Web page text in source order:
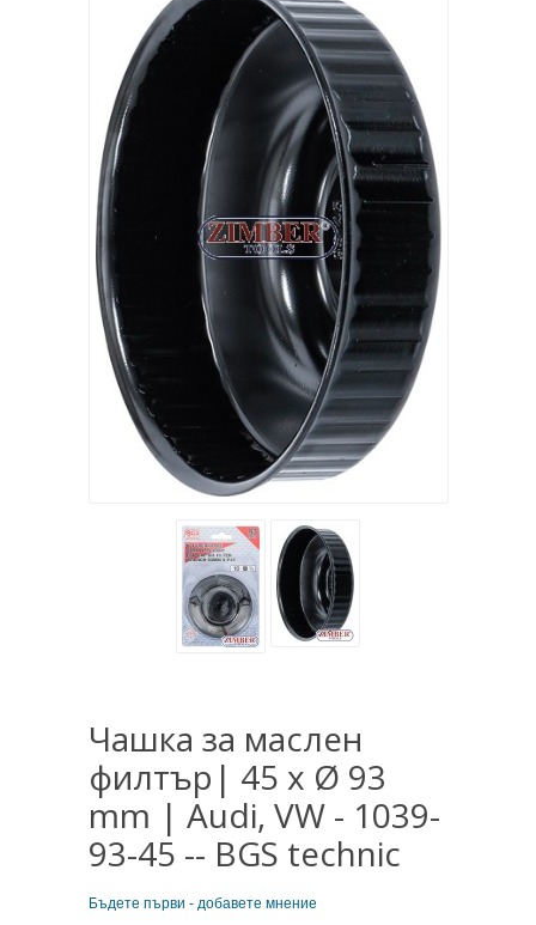
Чашка за маслен
филтър| 45 x Ø 93
mm | Audi, VW - 1039-
93-45 -- BGS technic
Бъдете първи - добавете мнение